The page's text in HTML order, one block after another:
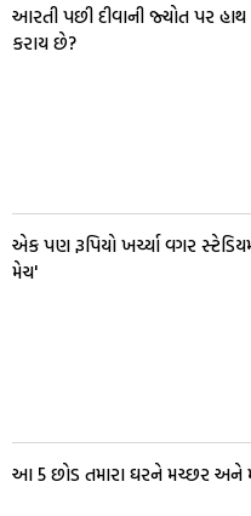
આરતી પછી દીવાની જ્યોત પર
કરાય છે?
એક પણ રૂપિયો ખર્ચ્યા વગર
મેચ'
આ 5 છોડ તમારા ઘરને મચ્છર અને